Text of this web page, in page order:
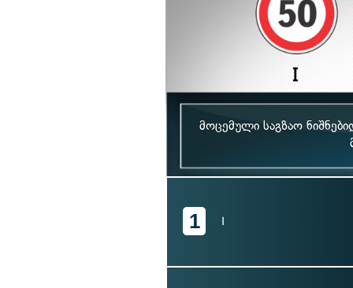
მოცემული საგზაო
1 I